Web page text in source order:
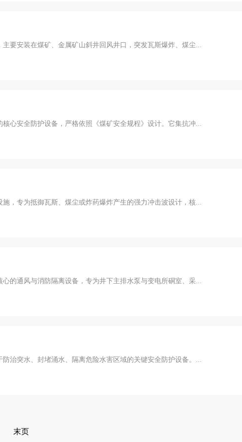
要安装在煤矿、金属矿山斜井回风井口，突发瓦斯爆炸、煤尘...
心安全防护设备，严格依照《煤矿安全规程》设计。它集抗冲...
，专为抵御瓦斯、煤尘或炸药爆炸产生的强力冲击波设计，核...
的通风与消防隔离设备，专为井下主排水泵与变电所硐室、采...
治突水、封堵涌水、隔离危险水害区域的关键安全防护设备。...
末页